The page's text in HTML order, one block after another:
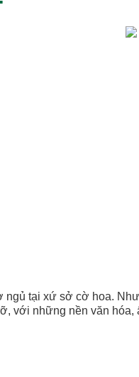
tại xứ sở cờ hoa.
với những nền văn hóa,